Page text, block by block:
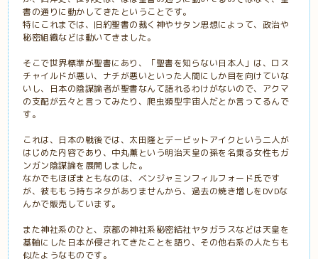
書の通りに動かしてきたということです。
特にこれまでは、旧約聖書の裁く神やサタン思想によって、政治や
秘密組織などは動いてきました。
そこで世界標準が聖書にあり、「聖書を知らない日本人」は、ロス
チャイルドが悪い、ナチが悪いといった人間にしか目を向けていな
いし、日本の陰謀論者が聖書なんて語れるわけがないので、アクマ
の支配が云々と言ってみたり、爬虫類型宇宙人だとか言ってるんで
す。
これは、日本の戦後では、太田隆とデービットアイクという二人が
はじめた内容であり、中丸薫という明治天皇の孫を名乗る女性もガ
ンガン陰謀論を展開しました。
なかでもほぼまともなのは、ベンジャミンフィルフォード氏です
が、彼ももう持ちネタがありませんから、過去の焼き増しをDVDな
んかで販売しています。
また神社系のひと、京都の神社系秘密結社ヤタガラスなどは天皇を
基軸にした日本が侵されてきたことを語り、その他右系の人たちも
似たようなものです。